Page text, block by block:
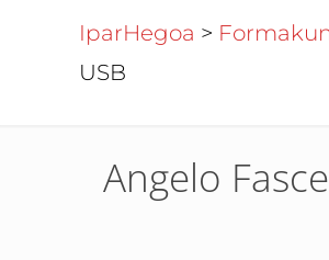
IparHegoa >
USB
Angelo